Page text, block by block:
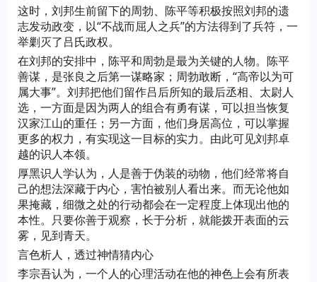
这时，刘邦生前留下的周勃、陈平等积极按照刘邦的遗
志发动政变，以“不战而屈人之兵”的方法得到了兵符，一
举剿灭了吕氏政权。
在刘邦的安排中，陈平和周勃是最为关键的人物。陈平
善谋，是张良之后第一谋略家；周勃敢断，“高帝以为可
属大事”。刘邦把他们留作吕后所知的最后丞相、太尉人
选，一方面是因为两人的组合有勇有谋，可以担当恢复
汉家江山的重任；另一方面，他们身居高位，可以掌握
更多的权力，有实现这一目标的实力。由此可见刘邦卓
越的识人本领。
厚黑识人学认为，人是善于伪装的动物，他们经常将自
己的想法深藏于内心，害怕被别人看出来。而无论他如
果掩藏，细微之处的行动都会在一定程度上体现出他的
本性。只要你善于观察，长于分析，就能拨开表面的云
雾，见到青天。
言色析人，透过神情猜内心
李宗吾认为，一个人的心理活动在他的神色上会有所表